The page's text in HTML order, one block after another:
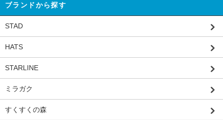
ブランドから探す
STAD
HATS
STARLINE
ミラガク
すくすくの森